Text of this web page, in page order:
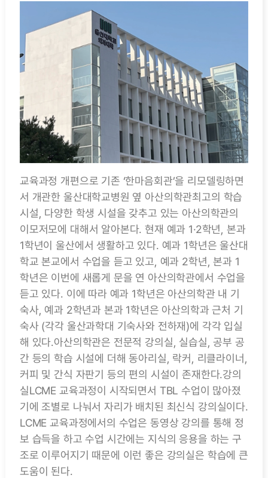
교육과정 개편으로 기존 ‘한마음회관’을 리모델링하면
서 개관한 울산대학교병원 옆 아산의학관최고의 학습
시설, 다양한 학생 시설을 갖추고 있는 아산의학관의
이모저모에 대해서 알아본다. 현재 예과 1·2학년, 본과
1학년이 울산에서 생활하고 있다. 예과 1학년은 울산대
학교 본교에서 수업을 듣고 있고, 예과 2학년, 본과 1
학년은 이번에 새롭게 문을 연 아산의학관에서 수업을
듣고 있다. 이에 따라 예과 1학년은 아산의학관 내 기
숙사, 예과 2학년과 본과 1학년은 아산의학과 근처 기
숙사 (각각 울산과학대 기숙사와 전하재)에 각각 입실
해 있다.아산의학관은 전문적 강의실, 실습실, 공부 공
간 등의 학습 시설에 더해 동아리실, 락커, 리클라이너,
커피 및 간식 자판기 등의 편의 시설이 존재한다.강의
실LCME 교육과정이 시작되면서 TBL 수업이 많아졌
기에 조별로 나눠서 자리가 배치된 최신식 강의실이다.
LCME 교육과정에서의 수업은 동영상 강의를 통해 정
보 습득을 하고 수업 시간에는 지식의 응용을 하는 구
조로 이루어지기 때문에 이런 좋은 강의실은 학습에 큰
도움이 된다.